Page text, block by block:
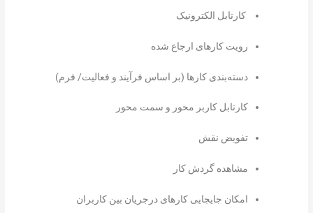
کارتابل الکترونیک
رویت کارهای ارجاع شده
دسته‌بندی کارها (بر اساس فرآیند و فعالیت/ فرم)
کارتابل کاربر محور و سمت محور
تفویض نقش
مشاهده گردش کار
امکان جایجایی کارهای درجریان بین کاربران